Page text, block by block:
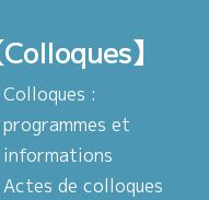
Colloques】
Colloques :
programmes et
informations
Actes de colloques